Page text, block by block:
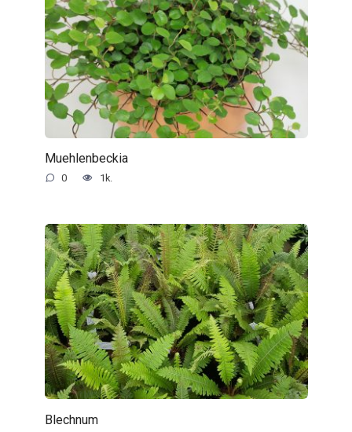
Muehlenbeckia
0 1k.
Blechnum